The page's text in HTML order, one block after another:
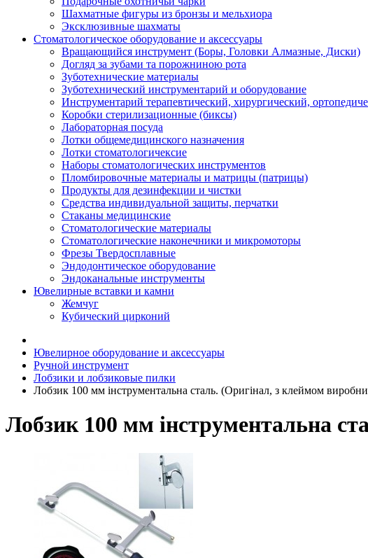
Шахматные фигуры из бронзы и мельхиора
Эксклюзивные шахматы
Стоматологическое оборудование и аксессуары
Вращающийся инструмент (Боры, Головки Алмазные, Диски)
Догляд за зубами та порожниною рота
Зуботехнические материалы
Зуботехнический инструментарий и оборудование
Инструментарий терапевтический, хирургический,
Коробки стерилизационные (биксы)
Лабораторная посуда
Лотки общемедицинского назначения
Лотки стоматологичексие
Наборы стоматологических инструментов
Пломбировочные материалы и матрицы (патрицы)
Продукты для дезинфекции и чистки
Средства индивидуальной защиты, перчатки
Стаканы медицинские
Стоматологические материалы
Стоматологические наконечники и микромоторы
Фрезы Твердосплавные
Эндодонтическое оборудование
Эндоканальные инструменты
Ювелирные вставки и камни
Жемчуг
Кубический цирконий
Ювелирное оборудование и аксессуары
Ручной инструмент
Лобзики и лобзиковые пилки
Лобзик 100 мм інструментальна сталь. (Оригінал, з клеймом
Лобзик 100 мм інструментальна